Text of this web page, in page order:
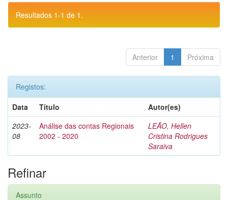
Resultados 1-1 de 1.
Anterior 1 Próxima
Registos:
Data
Título
Autor(es)
2023-
08
Análise das contas Regionais
2002 - 2020
LEÃO, Hellen
Cristina Rodrigues
Saraiva
Refinar
Assunto